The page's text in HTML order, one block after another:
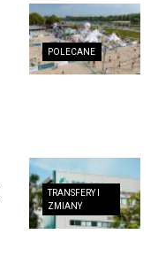
POLECANE
TRANSFERY I
ZMIANY